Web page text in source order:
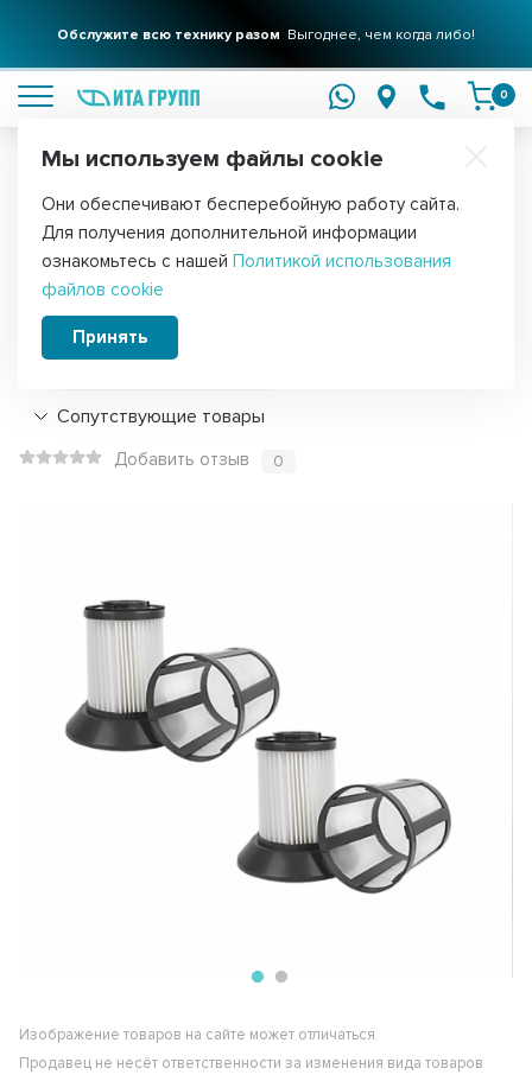
Обслужите всю технику разом Выгоднее, чем когда либо!
0
Главная Запчасти для мелкой бытовой техники Для пылесосов
Фильтр для вертикального пылесоса
Midea VSS2200, v2200
Подробнее
Сопутствующие товары
Добавить отзыв 0
Изображение товаров на сайте может отличаться.
Продавец не несёт ответственности за изменения вида товаров
Мы используем файлы cookie
Они обеспечивают бесперебойную работу сайта.
Для получения дополнительной информации
ознакомьтесь с нашей Политикой использования
файлов cookie
Принять